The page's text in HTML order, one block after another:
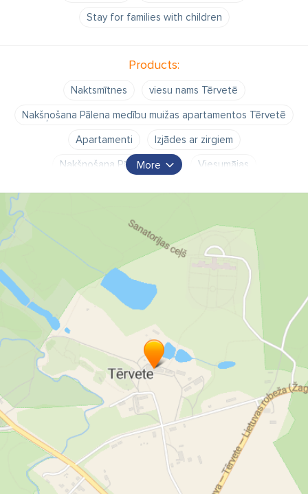
Stay for families with children
Products:
Naktsmītnes
viesu nams Tērvetē
Nakšņošana Pālena medību muižas apartamentos Tērvetē
Apartamenti
Izjādes ar zirgiem
Nakšņošana Pālena muižā
Viesumājas
Apskates vietas Tērvetē
Muižas Tērvetē
Muižas Tērvetes novadā
Latvijas muižas
muižas Latvijā
plāni brīvdienām
muiža Zemgalē
atjaunotās muižas Latvijā
Pālena medību muiža
dabas parks
Ezers peldvieta
Piknika vieta
izjādes ar zirgiem
riteņbraukšana
slēpošana
Pastaigas pa mežu
ogošana
sēņošana
laivu noma
makšķerēšana
aktīva atpūta
Latvia travel
Latvijas muižas
muižas un pilis
atpūta
More